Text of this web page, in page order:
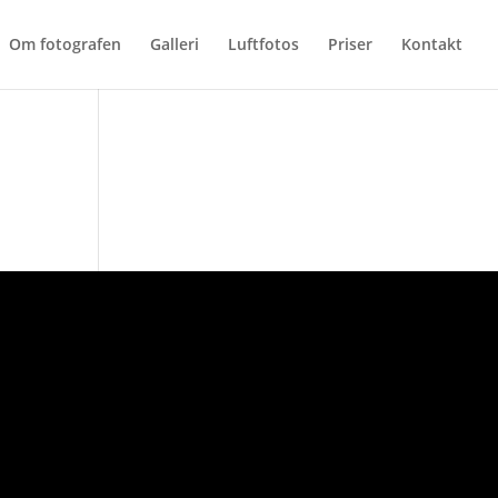
Om fotografen Galleri Luftfotos Priser Kontakt